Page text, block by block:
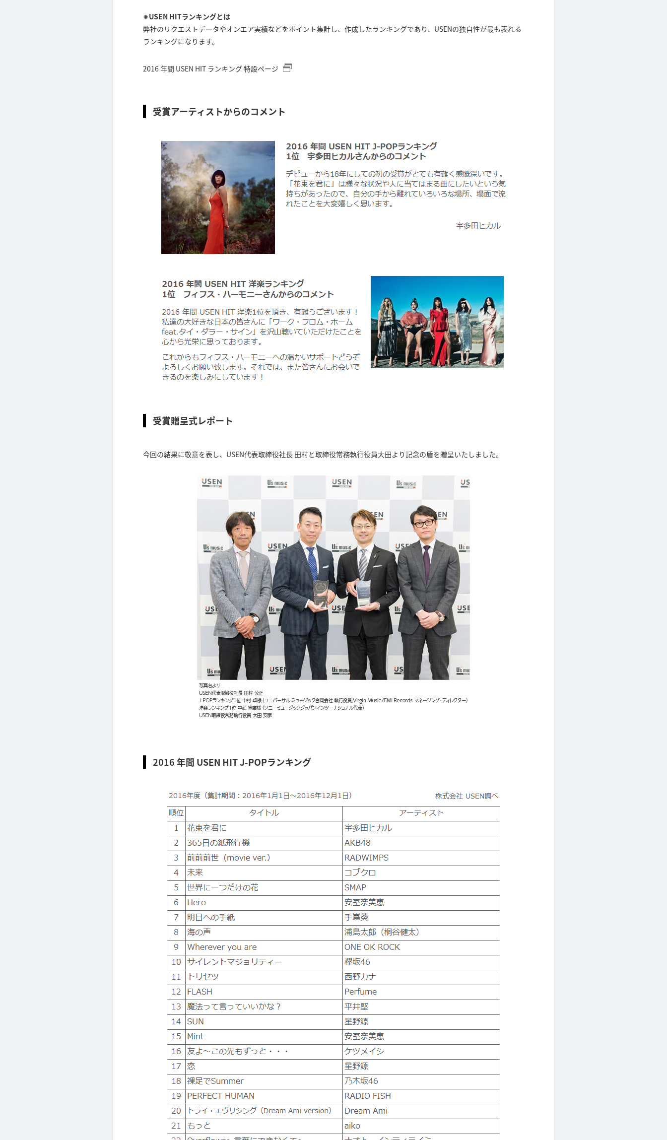
※USEN HITランキングとは
弊社のリクエストデータやオンエア実績などをポイント集計し、作成したランキングであり、USENの独自性が最も表れる
ランキングになります。
2016 年間 USEN HIT ランキング 特設ページ
受賞アーティストからのコメント
受賞贈呈式レポート
今回の結果に敬意を表し、USEN代表取締役社長 田村と取締役常務執行役員大田より記念の盾を贈呈いたしました。
2016 年間 USEN HIT J-POPランキング